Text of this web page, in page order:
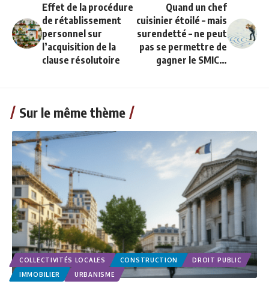
Effet de la procédure
de rétablissement
personnel sur
l’acquisition de la
clause résolutoire
Quand un chef
cuisinier étoilé – mais
surendetté – ne peut
pas se permettre de
gagner le SMIC…
Sur le même thème
COLLECTIVITÉS LOCALES CONSTRUCTION
DROIT PUBLIC
IMMOBILIER
URBANISME